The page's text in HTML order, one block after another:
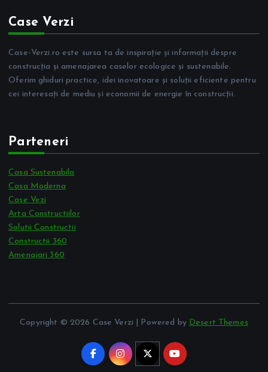
Case Verzi
Case-Verzi.ro este sursa ta de inspirație și informații despre
construcția și amenajarea caselor ecologice și sustenabile.
Oferim ghiduri practice, idei inovatoare și soluții eficiente pentru
cei interesați de mediu și economii de energie în construcții.
Parteneri
Casa Sustenabila
Casa Moderna
Case Vezi
Arta Constructiilor
Solutii Constructii
Constructii 360
Amenajari 360
Copyright © 2026 Case Verzi | Powered by Desert Themes